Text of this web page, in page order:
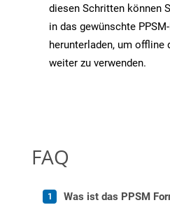
diesen Schritten können
in das gewünschte
herunterladen, um offline
weiter zu verwenden.
FAQ
Was ist das PPSM